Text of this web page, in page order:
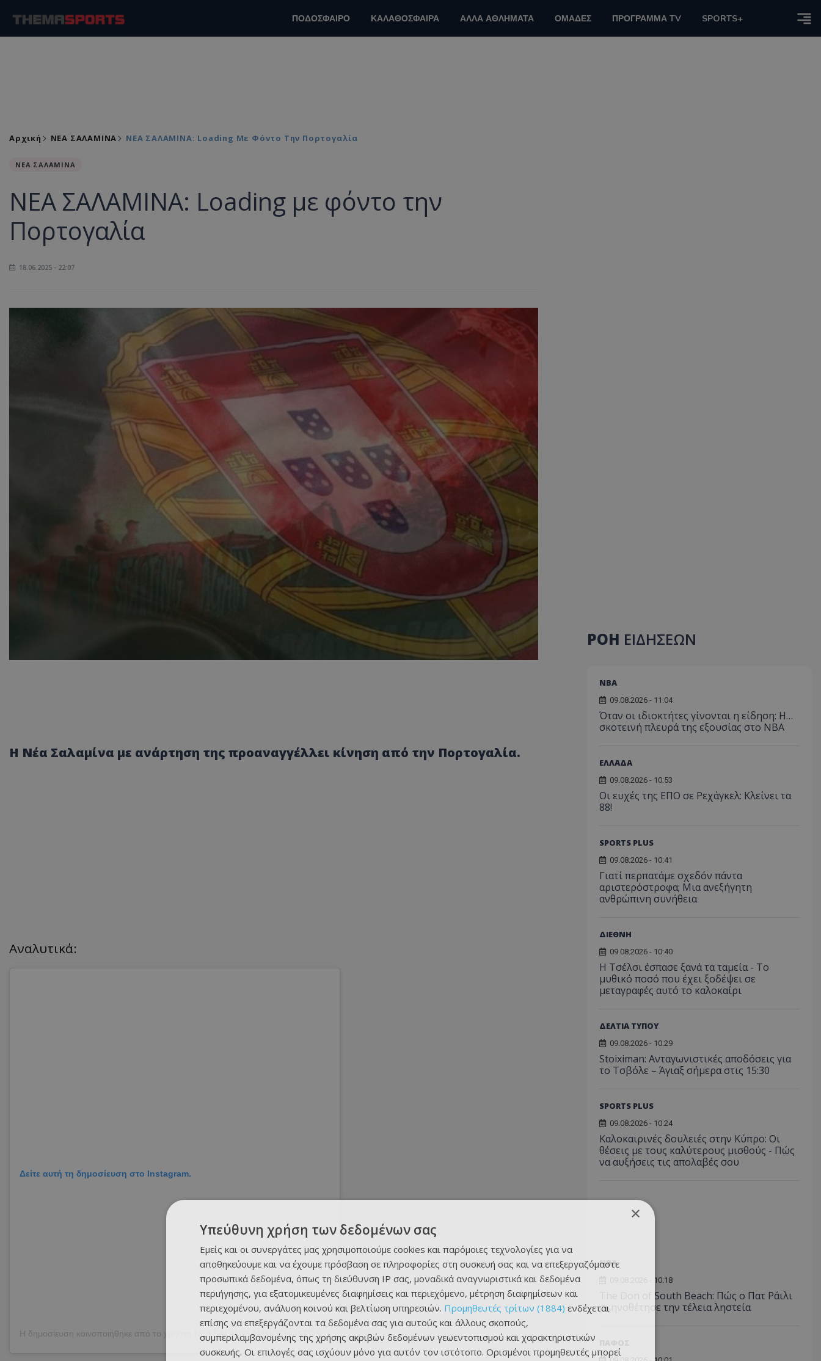
ΠΟΔΟΣΦΑΙΡΟ ΚΑΛΑΘΟΣΦΑΙΡΑ ΑΛΛΑ ΑΘΛΗΜΑΤΑ ΟΜΑΔΕΣ ΠΡΟΓΡΑΜΜΑ TV SPORTS+
Αρχική ΝΕΑ ΣΑΛΑΜΙΝΑ ΝΕΑ ΣΑΛΑΜΙΝΑ: Loading Με Φόντο Την Πορτογαλία
ΝΕΑ ΣΑΛΑΜΙΝΑ
ΝΕΑ ΣΑΛΑΜΙΝΑ: Loading με φόντο την
Πορτογαλία
18.06.2025 - 22:07
H Nέα Σαλαμίνα με ανάρτηση της προαναγγέλλει κίνηση από την Πορτογαλία.
Αναλυτικά:
Δείτε αυτή τη δημοσίευση στο Instagram.
Η δημοσίευση κοινοποιήθηκε από το χρήστη NEA SALAMIS AMMOCHOSTOS A.C. (@neasalamis_ammochostos_a.c)
ΡΟΗ ΕΙΔΗΣΕΩΝ
NBA
09.08.2026 - 11:04
Όταν οι ιδιοκτήτες γίνονται η είδηση: Η…
σκοτεινή πλευρά της εξουσίας στο NBA
ΕΛΛΑΔΑ
09.08.2026 - 10:53
Οι ευχές της ΕΠΟ σε Ρεχάγκελ: Κλείνει τα
88!
SPORTS PLUS
09.08.2026 - 10:41
Γιατί περπατάμε σχεδόν πάντα
αριστερόστροφα; Μια ανεξήγητη
ανθρώπινη συνήθεια
ΔΙΕΘΝΗ
09.08.2026 - 10:40
Η Τσέλσι έσπασε ξανά τα ταμεία - Το
μυθικό ποσό που έχει ξοδέψει σε
μεταγραφές αυτό το καλοκαίρι
ΔΕΛΤΙΑ ΤΥΠΟΥ
09.08.2026 - 10:29
Stoiximan: Ανταγωνιστικές αποδόσεις για
το Τσβόλε – Άγιαξ σήμερα στις 15:30
SPORTS PLUS
09.08.2026 - 10:24
Καλοκαιρινές δουλειές στην Κύπρο: Οι
θέσεις με τους καλύτερους μισθούς - Πώς
να αυξήσεις τις απολαβές σου
NBA
09.08.2026 - 10:18
The Don of South Beach: Πώς ο Πατ Ράιλι
σκηνοθέτησε την τέλεια ληστεία
×
Υπεύθυνη χρήση των δεδομένων σας
Εμείς και οι συνεργάτες μας χρησιμοποιούμε cookies και παρόμοιες τεχνολογίες για να
αποθηκεύουμε και να έχουμε πρόσβαση σε πληροφορίες στη συσκευή σας και να επεξεργαζόμαστε
προσωπικά δεδομένα, όπως τη διεύθυνση IP σας, μοναδικά αναγνωριστικά και δεδομένα
περιήγησης, για εξατομικευμένες διαφημίσεις και περιεχόμενο, μέτρηση διαφημίσεων και
περιεχομένου, ανάλυση κοινού και βελτίωση υπηρεσιών. Προμηθευτές τρίτων (1884) ενδέχεται
επίσης να επεξεργάζονται τα δεδομένα σας για αυτούς και άλλους σκοπούς,
συμπεριλαμβανομένης της χρήσης ακριβών δεδομένων γεωεντοπισμού και χαρακτηριστικών
συσκευής. Οι επιλογές σας ισχύουν μόνο για αυτόν τον ιστότοπο. Ορισμένοι προμηθευτές μπορεί